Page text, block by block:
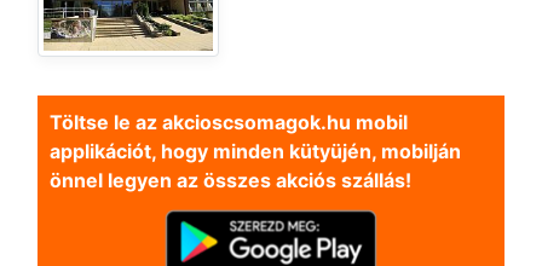
Töltse le az akcioscsomagok.hu mobil
applikációt, hogy minden kütyüjén, mobilján
önnel legyen az összes akciós szállás!